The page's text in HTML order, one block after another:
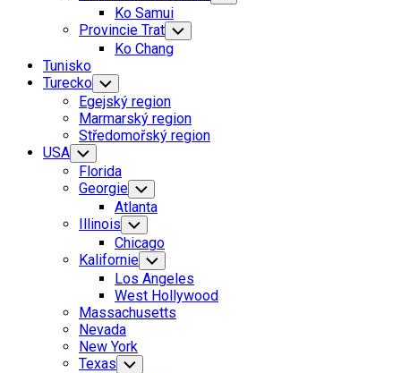
Child
Ko Samui
Provincie Trat Toggle
Child
Menu
Ko Chang
Tunisko
Turecko Toggle
Child
Menu
Egejský region
Marmarský region
Středomořský region
USA Toggle
Child
Menu
Florida
Georgie Toggle
Child
Menu
Atlanta
Illinois Toggle
Child
Menu
Chicago
Kalifornie Toggle
Child
Menu
Los Angeles
West Hollywood
Massachusetts
Nevada
New York
Texas Toggle